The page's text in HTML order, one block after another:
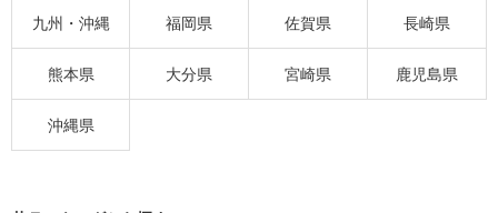
九州・沖縄 福岡県 佐賀県 長崎県
熊本県 大分県 宮崎県 鹿児島県
沖縄県